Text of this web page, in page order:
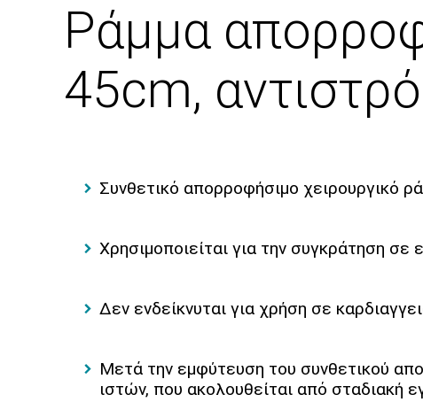
Ράμμα
45cm,
Συνθετικό απορροφήσιμο χειρουργικό
Χρησιμοποιείται για την συγκράτηση
Δεν ενδείκνυται για χρήση σε
Μετά την εμφύτευση του συνθετικού
ιστών, που ακολουθείται από σταδιακή